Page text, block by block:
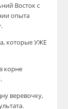
Восток с
опыта
которые УЖЕ
корне
веревочку,